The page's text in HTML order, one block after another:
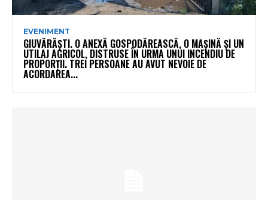
EVENIMENT
GIUVĂRĂȘTI. O ANEXĂ GOSPODĂREASCĂ, O MAȘINĂ ȘI UN
UTILAJ AGRICOL, DISTRUSE ÎN URMA UNUI INCENDIU DE
PROPORȚII. TREI PERSOANE AU AVUT NEVOIE DE
ACORDAREA...